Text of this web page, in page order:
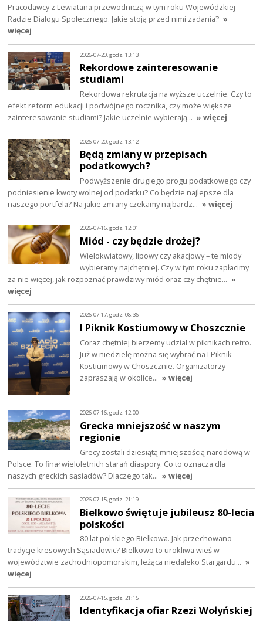
Pracodawcy z Lewiatana przewodniczą w tym roku Wojewódzkiej
Radzie Dialogu Społecznego. Jakie stoją przed nimi zadania? »
więcej
2026-07-20, godz. 13:13
Rekordowe zainteresowanie
studiami
Rekordowa rekrutacja na wyższe uczelnie. Czy to
efekt reform edukacji i podwójnego rocznika, czy może większe
zainteresowanie studiami? Jakie uczelnie wybierają… » więcej
2026-07-20, godz. 13:12
Będą zmiany w przepisach
podatkowych?
Podwyższenie drugiego progu podatkowego czy
podniesienie kwoty wolnej od podatku? Co będzie najlepsze dla
naszego portfela? Na jakie zmiany czekamy najbardz… » więcej
2026-07-16, godz. 12:01
Miód - czy będzie drożej?
Wielokwiatowy, lipowy czy akacjowy – te miody
wybieramy najchętniej. Czy w tym roku zapłacimy
za nie więcej, jak rozpoznać prawdziwy miód oraz czy chętnie… »
więcej
2026-07-17, godz. 08:36
I Piknik Kostiumowy w Choszcznie
Coraz chętniej bierzemy udział w piknikach retro.
Już w niedzielę można się wybrać na I Piknik
Kostiumowy w Choszcznie. Organizatorzy
zapraszają w okolice… » więcej
2026-07-16, godz. 12:00
Grecka mniejszość w naszym
regionie
Grecy zostali dziesiątą mniejszością narodową w
Polsce. To finał wieloletnich starań diaspory. Co to oznacza dla
naszych greckich sąsiadów? Dlaczego tak… » więcej
2026-07-15, godz. 21:19
Bielkowo świętuje jubileusz 80-lecia
polskości
80 lat polskiego Bielkowa. Jak przechowano
tradycje kresowych Sąsiadowic? Bielkowo to urokliwa wieś w
województwie zachodniopomorskim, leżąca niedaleko Stargardu… »
więcej
2026-07-15, godz. 21:15
Identyfikacja ofiar Rzezi Wołyńskiej